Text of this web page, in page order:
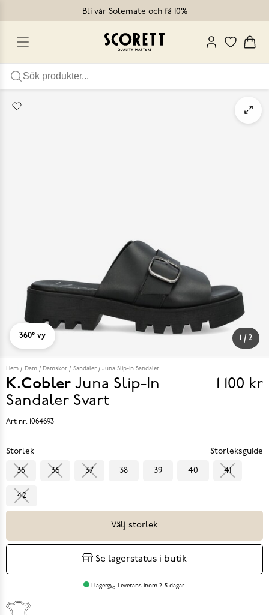
Bli vår Solemate och få 10%
/ 2
360° vy
Hem Dam Damskor Sandaler Juna Slip-in Sandaler
K.Cobler Juna Slip-In
Sandaler Svart
Pris
1 100 kr
Art nr: 1064693
Storlek Storleksguide
35 36 37 38 39 40 41
42
Välj storlek
Se lagerstatus i butik
I lager Leverans inom 2-5 dagar